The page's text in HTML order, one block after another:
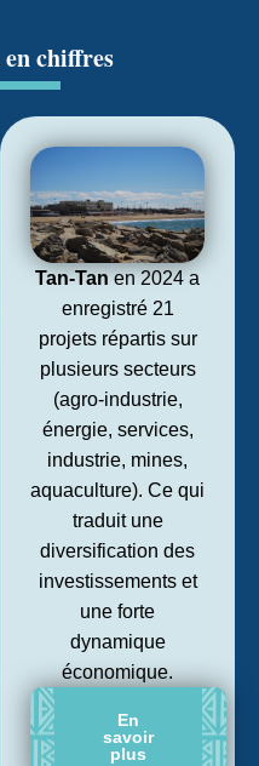
chiffres
Tan-Tanen 2024 a
enregistré 21
projets répartis sur
plusieurs secteurs
(agro-industrie,
énergie, services,
industrie, mines,
aquaculture). Ce qui
traduit une
diversification des
investissements et
une forte
dynamique
économique.
En
savoir
plus